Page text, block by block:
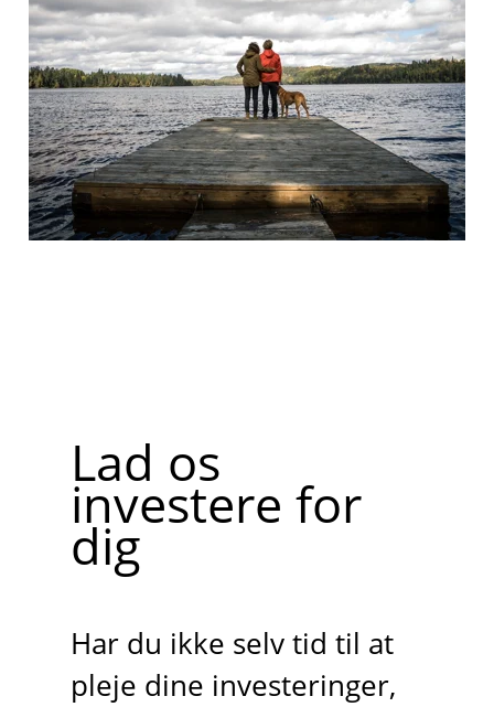
Lad os
investere for
dig
Har du ikke selv tid til at
pleje dine investeringer,